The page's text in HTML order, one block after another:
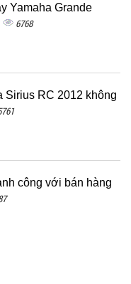
Yamaha Grande
6768
Sirius RC 2012 không
công với bán hàng